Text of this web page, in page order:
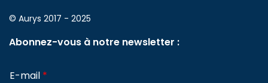
© Aurys 2017 - 2025
Abonnez-vous à notre newsletter :
E-mail *